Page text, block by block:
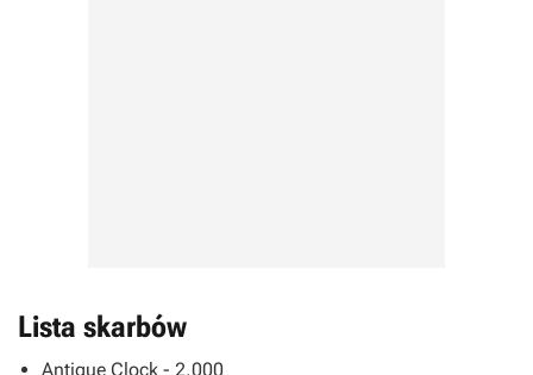
Lista skarbów
Antique Clock - 2,000